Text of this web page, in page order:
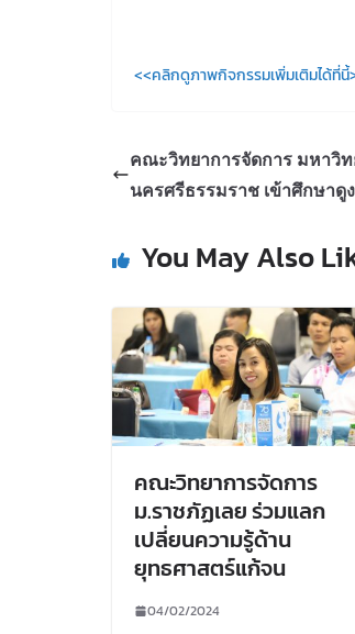
<<คลิกดูภาพกิจกรรมเพิ่มเติมได้ที่นี้
คณะวิทยาการจัดการ มหาวิ
นครศรีธรรมราช เข้าศึกษาดู
You May Also
คณะวิทยาการจัดการ
ม.ราชภัฏเลย ร่วมแลก
เปลี่ยนความรู้ด้าน
ยุทธศาสตร์แก้จน
04/02/2024